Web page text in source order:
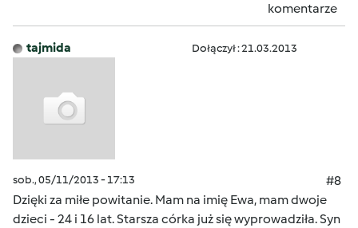
komentarze
tajmida Dołączył : 21.03.2013
sob., 05/11/2013 - 17:13
#8
Dzięki za miłe powitanie. Mam na imię Ewa, mam dwoje
dzieci - 24 i 16 lat. Starsza córka już się wyprowadziła. Syn